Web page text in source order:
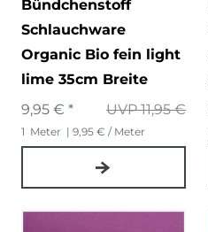
Bündchenstoff
Schlauchware
Organic Bio fein light
lime 35cm Breite
UVP 11,95 €
9,95 € *
1 Meter | 9,95 € / Meter